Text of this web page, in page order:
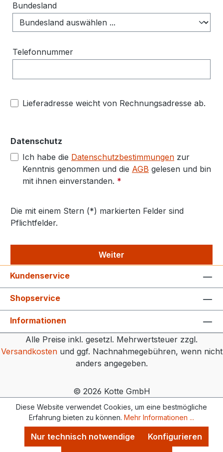
Bundesland
Telefonnummer
Lieferadresse weicht von Rechnungsadresse ab.
Datenschutz
Ich habe die Datenschutzbestimmungen zur
Kenntnis genommen und die AGB gelesen und bin
mit ihnen einverstanden. *
Die mit einem Stern (*) markierten Felder sind
Pflichtfelder.
Weiter
Kundenservice
Shopservice
Informationen
Alle Preise inkl. gesetzl. Mehrwertsteuer zzgl.
Versandkostenund ggf. Nachnahmegebühren, wenn nicht
anders angegeben.
© 2026 Kotte GmbH
Diese Website verwendet Cookies, um eine bestmögliche
Erfahrung bieten zu können. Mehr Informationen ...
Nur technisch notwendige
Konfigurieren